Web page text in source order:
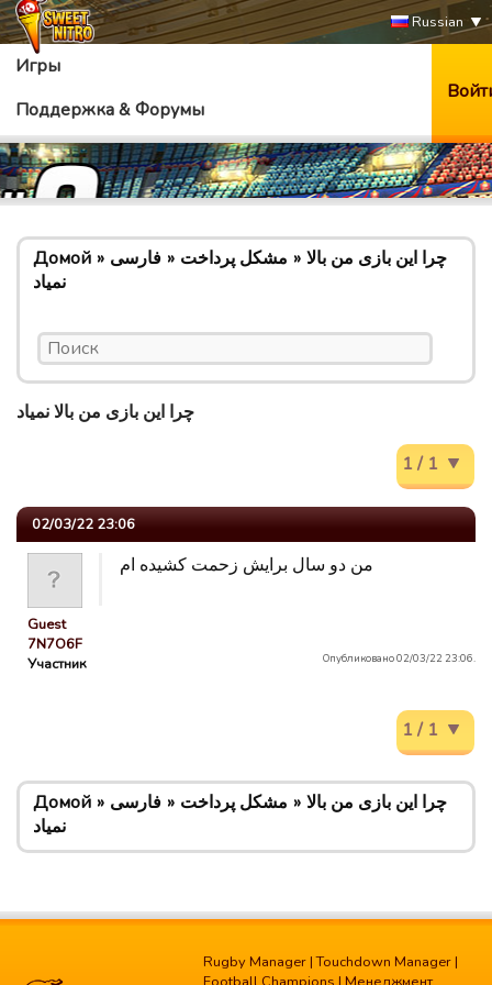
Russian
Игры
Поддержка & Форумы
Домой فارسی مشکل پرداخت
چرا این بازی من بالا
نمیاد
چرا این بازی من بالا نمیاد
1 / 1
02/03/22 23:06
Guest
7N7O6F
Участник
من دو سال برایش زحمت کشیده ام
Опубликовано 02/03/22 23:06.
1 / 1
Домой فارسی مشکل پرداخت
چرا این بازی من بالا
نمیاد
Rugby Manager |Touchdown Manager |